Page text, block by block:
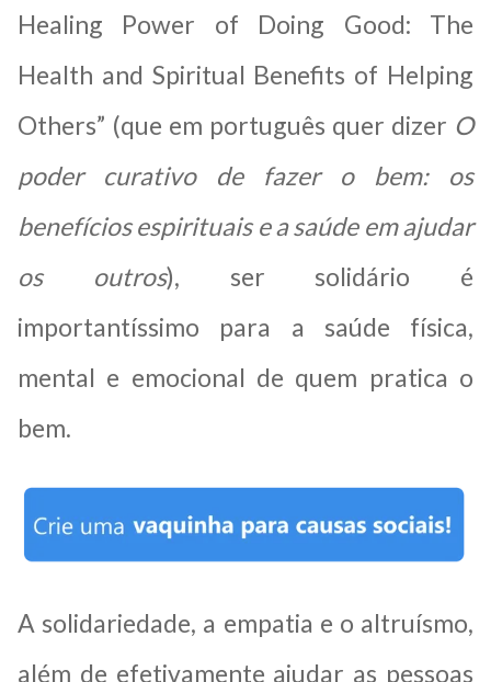
Healing Power of Doing Good: The
Health and Spiritual Benefits of Helping
Others” (que em português quer dizer O
poder curativo de fazer o bem: os
benefícios espirituais e a saúde em ajudar
os outros), ser solidário é
importantíssimo para a saúde física,
mental e emocional de quem pratica o
bem.
A solidariedade, a empatia e o altruísmo,
além de efetivamente ajudar as pessoas